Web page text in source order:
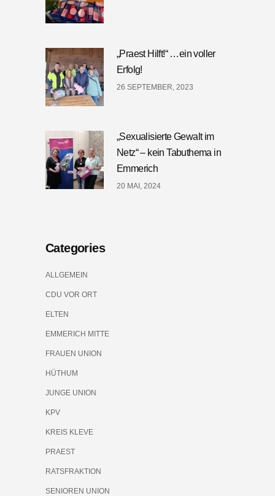
„Praest Hilft!“ …ein voller
Erfolg!
26 SEPTEMBER, 2023
„Sexualisierte Gewalt im
Netz“ – kein Tabuthema in
Emmerich
20 MAI, 2024
Categories
ALLGEMEIN
CDU VOR ORT
ELTEN
EMMERICH MITTE
FRAUEN UNION
HÜTHUM
JUNGE UNION
KPV
KREIS KLEVE
PRAEST
RATSFRAKTION
SENIOREN UNION